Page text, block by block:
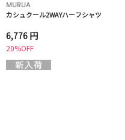
MURUA
カシュクール2WAYハーフシャツ
6,776 円
20%OFF